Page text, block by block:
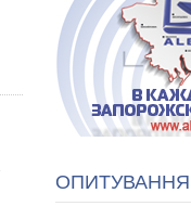
ОПИТУВАННЯ